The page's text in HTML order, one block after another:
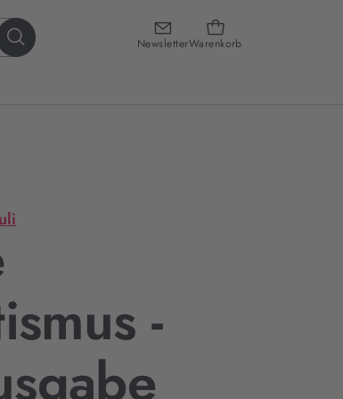
NewsletterWarenkorb
-